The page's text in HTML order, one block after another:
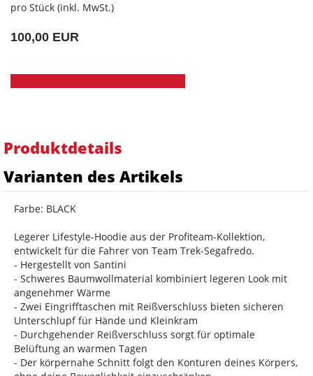
pro Stück (inkl. MwSt.)
100,00 EUR
Produktdetails
Varianten des Artikels
Farbe: BLACK
Legerer Lifestyle-Hoodie aus der Profiteam-Kollektion,
entwickelt für die Fahrer von Team Trek-Segafredo.
- Hergestellt von Santini
- Schweres Baumwollmaterial kombiniert legeren Look mit
angenehmer Wärme
- Zwei Eingrifftaschen mit Reißverschluss bieten sicheren
Unterschlupf für Hände und Kleinkram
- Durchgehender Reißverschluss sorgt für optimale
Belüftung an warmen Tagen
- Der körpernahe Schnitt folgt den Konturen deines Körpers,